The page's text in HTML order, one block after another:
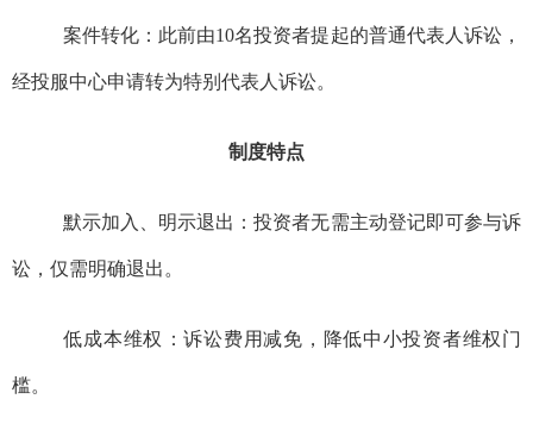
‌案件转化‌：此前由10名投资者提起的普通代表人诉讼，
经投服中心申请转为特别代表人诉讼。‌
制度特点
‌默示加入、明示退出‌：投资者无需主动登记即可参与诉
讼，仅需明确退出。‌
‌低成本维权‌：诉讼费用减免，降低中小投资者维权门
槛。‌